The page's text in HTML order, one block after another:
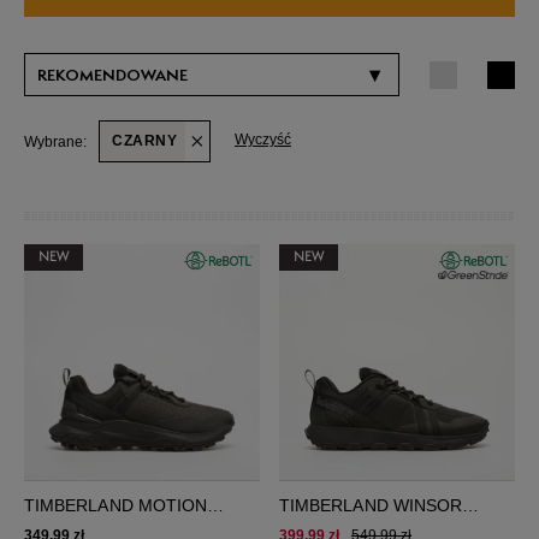
REKOMENDOWANE ▾
Wybrane: CZARNY Wyczyść
NEW
TIMBERLAND MOTION
WINDSOR LOW LACE
349,99 zł
NEW
TIMBERLAND WINSOR
TRAIL
549,99 zł
399,99 zł